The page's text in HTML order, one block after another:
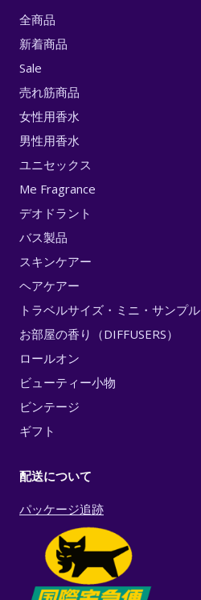
全商品
新着商品
Sale
売れ筋商品
女性用香水
男性用香水
ユニセックス
Me Fragrance
デオドラント
バス製品
スキンケアー
ヘアケアー
トラベルサイズ・ミニ・サンプル
お部屋の香り（DIFFUSERS）
ロールオン
ビューティー小物
ビンテージ
ギフト
配送について
パッケージ追跡